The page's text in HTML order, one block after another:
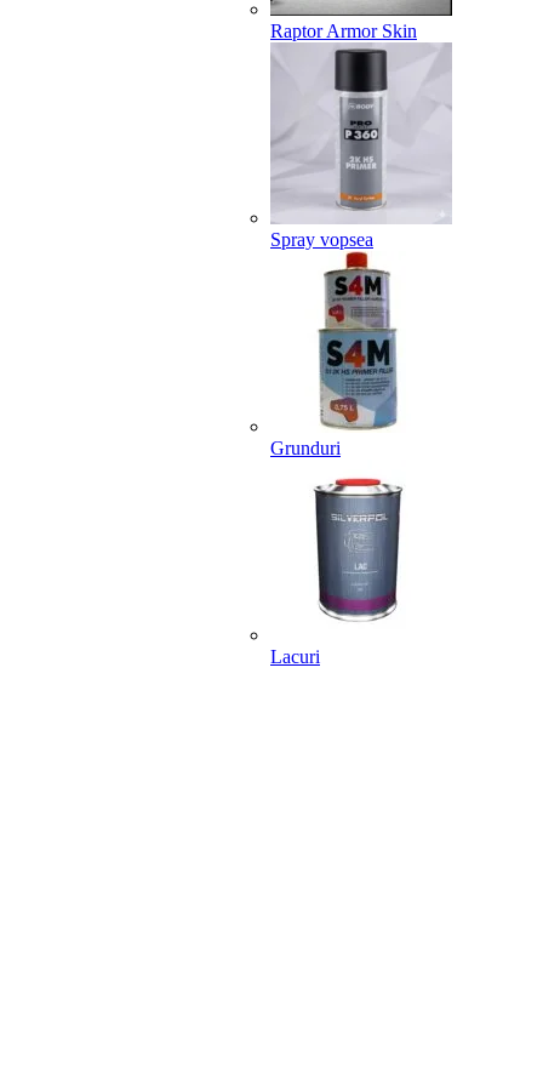
Raptor Armor Skin
Spray vopsea
Grunduri
Lacuri